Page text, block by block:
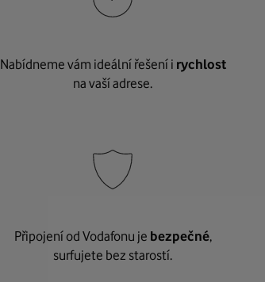
Nabídneme vám ideální řešení i rychlost
na vaší adrese.
Připojení od Vodafonu je bezpečné,
surfujete bez starostí.